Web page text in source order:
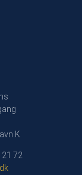
K
21 72